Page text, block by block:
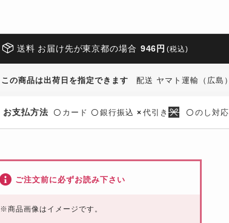
送料 お届け先が東京都の場合 946円 (税込)
この商品は出荷日を指定できます 配送 ヤマト運輸（広島）
お支払方法 〇 カード 〇 銀行振込 × 代引き 〇 のし対応
ご注文前に必ずお読み下さい
※商品画像はイメージです。